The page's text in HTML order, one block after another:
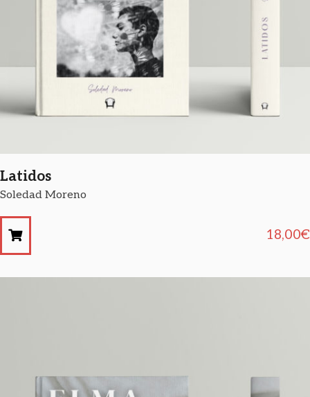
Latidos
Soledad Moreno
18,00€